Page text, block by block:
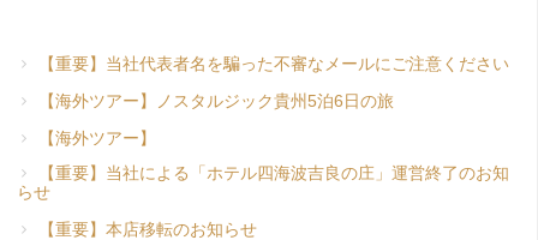
【重要】当社代表者名を騙った不審なメールにご注意ください
【海外ツアー】ノスタルジック貴州5泊6日の旅
【海外ツアー】
【重要】当社による「ホテル四海波吉良の庄」運営終了のお知
らせ
【重要】本店移転のお知らせ